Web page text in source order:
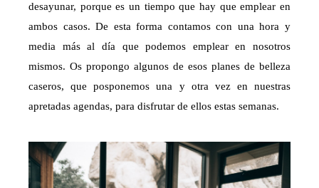
desayunar, porque es un tiempo que hay que emplear en
ambos casos. De esta forma contamos con una hora y
media más al día que podemos emplear en nosotros
mismos. Os propongo algunos de esos planes de belleza
caseros, que posponemos una y otra vez en nuestras
apretadas agendas, para disfrutar de ellos estas semanas.